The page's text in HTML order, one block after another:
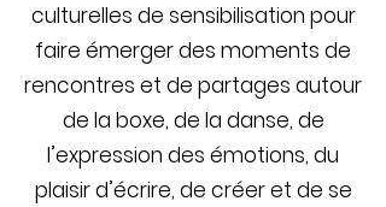
culturelles de sensibilisation pour
faire émerger des moments de
rencontres et de partages autour
de la boxe, de la danse, de
l’expression des émotions, du
plaisir d’écrire, de créer et de se